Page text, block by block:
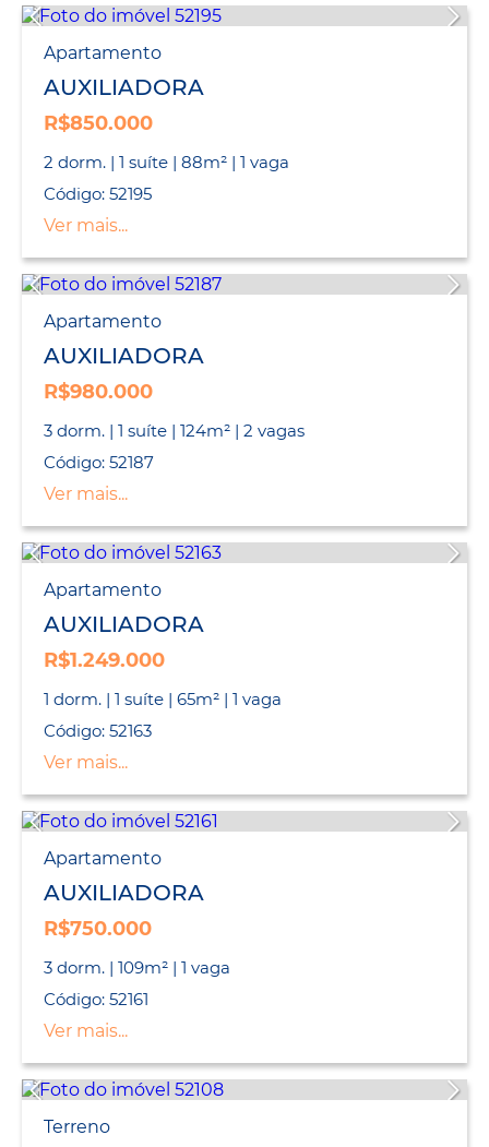
Apartamento
AUXILIADORA
R$850.000
2 dorm. | 1 suíte | 88m² | 1 vaga
Código: 52195
Ver mais...
Apartamento
AUXILIADORA
R$980.000
3 dorm. | 1 suíte | 124m² | 2 vagas
Código: 52187
Ver mais...
Apartamento
AUXILIADORA
R$1.249.000
1 dorm. | 1 suíte | 65m² | 1 vaga
Código: 52163
Ver mais...
Apartamento
AUXILIADORA
R$750.000
3 dorm. | 109m² | 1 vaga
Código: 52161
Ver mais...
Terreno